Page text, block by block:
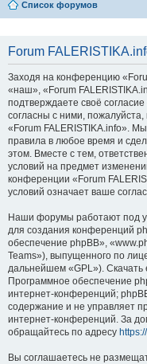
Список форумов
Forum
Заходя на конференцию
«наш», «Forum
подтверждаете своё
согласны с ними,
«Forum FALERISTIKA.info».
правила в любое время и
этом. Вместе с тем,
условий на предмет
конференции «Forum
условий означает ваше
Наши форумы работают под
для создания конференций
обеспечение phpBB»,
Teams»), выпущенного по
дальнейшем «GPL»). Скачать
Программное обеспечение
интернет-конференций;
содержание и не управляет
интернет-конференций. За
обращайтесь по адресу
Вы соглашаетесь не